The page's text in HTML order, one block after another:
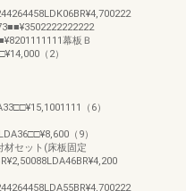
幕板Ｂ
（2）
（6）
（9）
材セット(床板固定